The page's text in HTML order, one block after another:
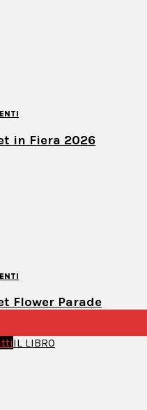
in Fiera 2026
Flower Parade
IL LIBRO